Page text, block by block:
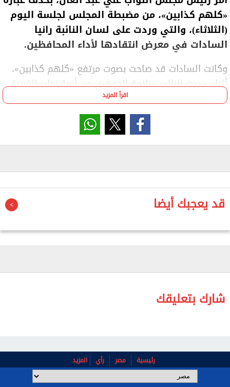
«كلهم كذابين»، من مضبطة المجلس لجلسة اليوم
(الثلاثاء)، والتي وردت على لسان النائبة رانيا
السادات في معرض انتقادها لأداء المحافظين.
وكانت السادات قد صاحت بصوت مرتفع «كلهم كذابين»،
أثناء حديث النائب سلامة الجوهري عن أزمة نواب الغربية
مع المحافظ، ورفضه طلبات نواب المحافظة للقاء
الأهالي، بحسب النائب.
وقال الجوهري في كلمته بالجلسة العامة إن المحافظ
يعتبر تلك اللقاءات من الدعاية الانتخابية للنواب.
الشارع، وألا ينتظر المحافظون في مكاتبهم المكيفة،
وعلينا الوقوف بحسم في وجه تلك الأفكار التي تؤثر
بالسلب على صورة الدولة لدى المواطنين.
المحافظين الاستجابة للمواطنين، وأن يتواجدوا بجوارهم
في الشارع، في ضوء توجيهات السيد رئيس الجمهورية
اقرأ المزيد
قد يعجبك أيضا
شارك بتعليقك
رئيسية مصر رأي المزيد